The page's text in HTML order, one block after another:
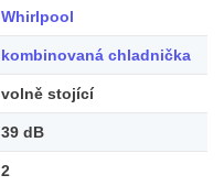
Whirlpool
kombinovaná chladnička
volně stojící
39 dB
2